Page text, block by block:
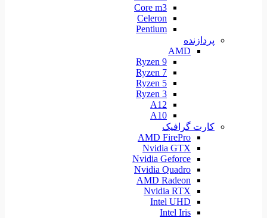
Core m3
Celeron
Pentium
پردازنده
AMD
Ryzen 9
Ryzen 7
Ryzen 5
Ryzen 3
A12
A10
کارت گرافیک
AMD FirePro
Nvidia GTX
Nvidia Geforce
Nvidia Quadro
AMD Radeon
Nvidia RTX
Intel UHD
Intel Iris